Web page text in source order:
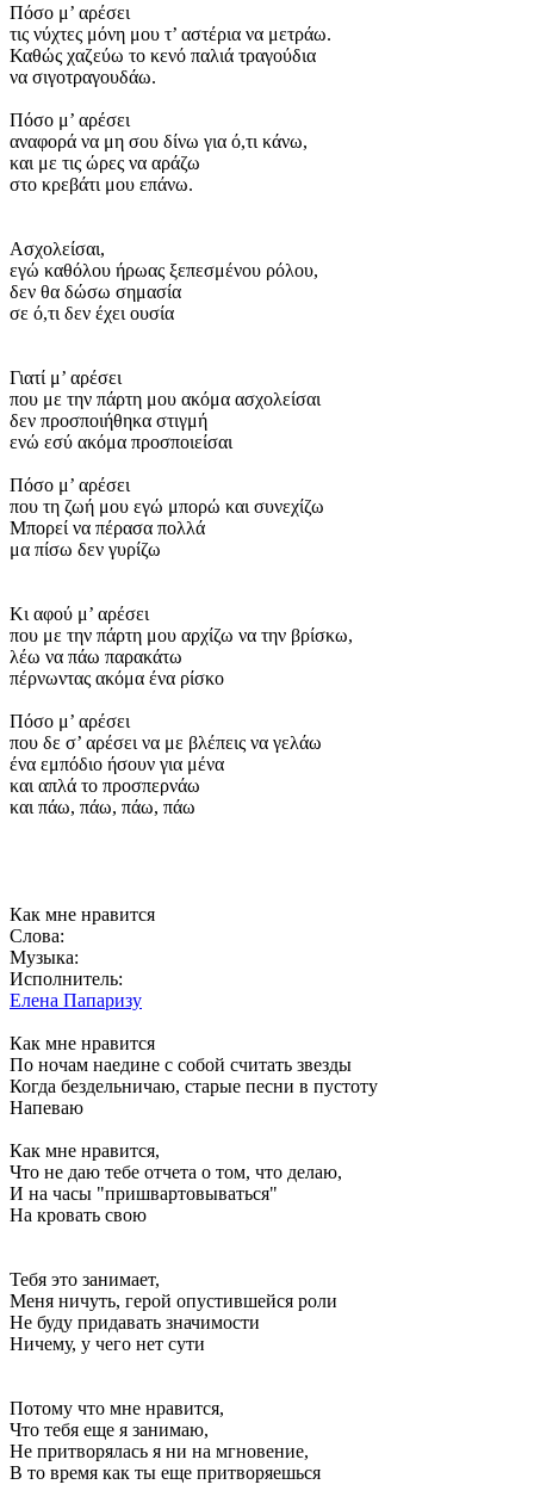
Πόσο μ’ αρέσει
τις νύχτες μόνη μου τ’ αστέρια να μετράω.
Καθώς χαζεύω το κενό παλιά τραγούδια
να σιγοτραγουδάω.
Πόσο μ’ αρέσει
αναφορά να μη σου δίνω για ό,τι κάνω,
και με τις ώρες να αράζω
στο κρεβάτι μου επάνω.
Ασχολείσαι,
εγώ καθόλου ήρωας ξεπεσμένου ρόλου,
δεν θα δώσω σημασία
σε ό,τι δεν έχει ουσία
Γιατί μ’ αρέσει
που με την πάρτη μου ακόμα ασχολείσαι
δεν προσποιήθηκα στιγμή
ενώ εσύ ακόμα προσποιείσαι
Πόσο μ’ αρέσει
που τη ζωή μου εγώ μπορώ και συνεχίζω
Μπορεί να πέρασα πολλά
μα πίσω δεν γυρίζω
Κι αφού μ’ αρέσει
που με την πάρτη μου αρχίζω να την βρίσκω,
λέω να πάω παρακάτω
πέρνωντας ακόμα ένα ρίσκο
Πόσο μ’ αρέσει
που δε σ’ αρέσει να με βλέπεις να γελάω
ένα εμπόδιο ήσουν για μένα
και απλά το προσπερνάω
και πάω, πάω, πάω, πάω
Как мне нравится
Слова:
Музыка:
Исполнитель:
Елена Папаризу
Как мне нравится
По ночам наедине с собой считать звезды
Когда бездельничаю, старые песни в пустоту
Напеваю
Как мне нравится,
Что не даю тебе отчета о том, что делаю,
И на часы "пришвартовываться"
На кровать свою
Тебя это занимает,
Меня ничуть, герой опустившейся роли
Не буду придавать значимости
Ничему, у чего нет сути
Потому что мне нравится,
Что тебя еще я занимаю,
Не притворялась я ни на мгновение,
В то время как ты еще притворяешься